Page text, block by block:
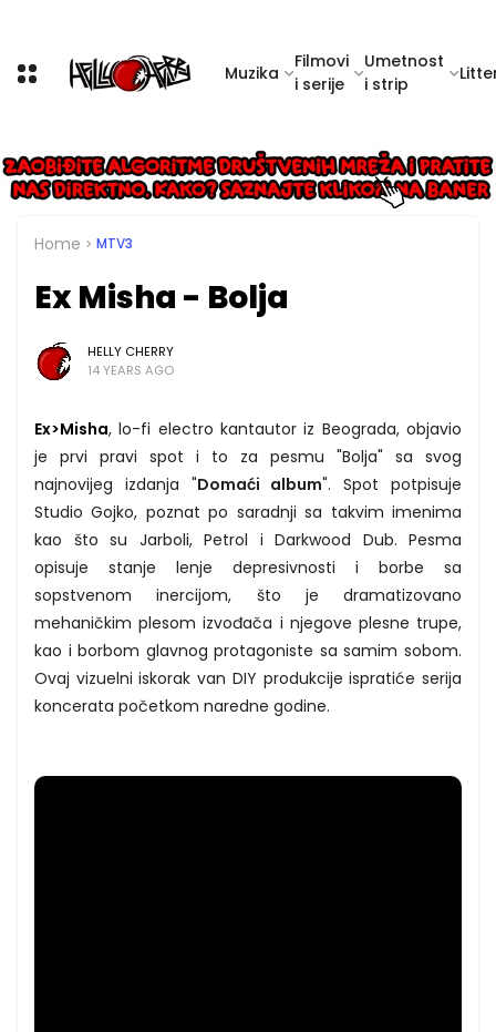
Muzika
Filmovi
i serije
Umetnost
i strip
Home MTV3
Ex Misha - Bolja
HELLY CHERRY
14 YEARS AGO
Ex>Misha, lo-fi electro kantautor iz Beograda, objavio
je prvi pravi spot i to za pesmu "Bolja" sa svog
najnovijeg izdanja "Domaći album". Spot potpisuje
Studio Gojko, poznat po saradnji sa takvim imenima
kao što su Jarboli, Petrol i Darkwood Dub. Pesma
opisuje stanje lenje depresivnosti i borbe sa
sopstvenom inercijom, što je dramatizovano
mehaničkim plesom izvođača i njegove plesne trupe,
kao i borbom glavnog protagoniste sa samim sobom.
Ovaj vizuelni iskorak van DIY produkcije ispratiće serija
koncerata početkom naredne godine.